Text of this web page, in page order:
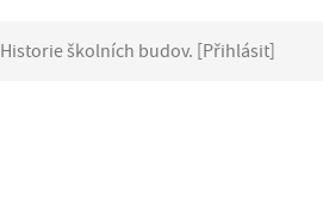
školních budov. [Přihlásit]